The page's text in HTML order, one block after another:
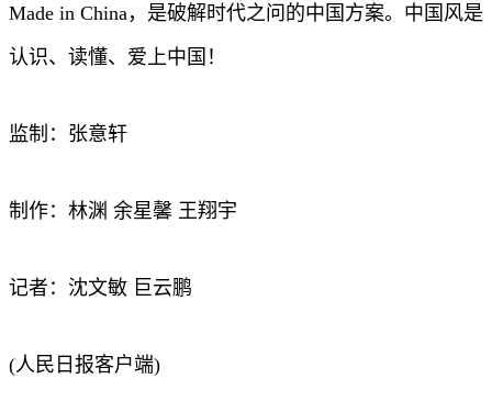
Made in China，是破解时代之问的中国方案。中国风是
认识、读懂、爱上中国！
监制：张意轩
制作：林渊 余星馨 王翔宇
记者：沈文敏 巨云鹏
(人民日报客户端)